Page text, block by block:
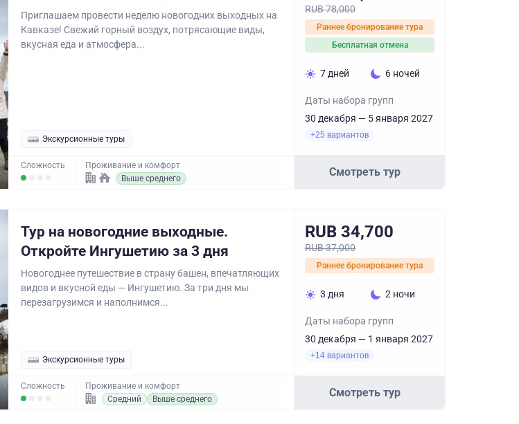
Приглашаем провести неделю новогодних выходных на
Кавказе! Свежий горный воздух, потрясающие виды,
вкусная еда и атмосфера...
Экскурсионные туры
Сложность
Проживание и комфорт
Выше среднего
RUB 78,000
Раннее бронирование тура
Бесплатная отмена
7 дней 6 ночей
Даты набора групп
30 декабря — 5 января 2027
+25 вариантов
Смотреть тур
Тур на новогодние выходные.
Откройте Ингушетию за 3 дня
Новогоднее путешествие в страну башен, впечатляющих
видов и вкусной еды — Ингушетию. За три дня мы
перезагрузимся и наполнимся...
Экскурсионные туры
Сложность
Проживание и комфорт
Средний
Выше среднего
RUB 34,700
RUB 37,000
Раннее бронирование тура
3 дня 2 ночи
Даты набора групп
30 декабря — 1 января 2027
+14 вариантов
Смотреть тур